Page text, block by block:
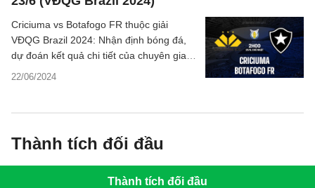
22/06/2024
Criciuma vs Botafogo FR thuộc giải
VĐQG Brazil 2024: Nhận định bóng đá,
dự đoán kết quả chi tiết của chuyên gia,
phân tích - thống kê tỷ số trận đấu.
Thành tích đối đầu
Thành tích đối đầu